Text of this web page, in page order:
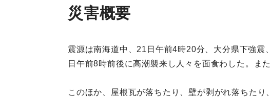
災害概要
震源は南海道中、21日午前4時20分、大分県下強
日午前8時前後に高潮襲来し人々を面食わした。ま
このほか、屋根瓦が落ちたり、壁が剥がれ落ちた